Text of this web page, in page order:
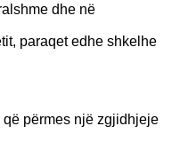
dhe në
paraqet edhe shkelhe
përmes një zgjidhjeje